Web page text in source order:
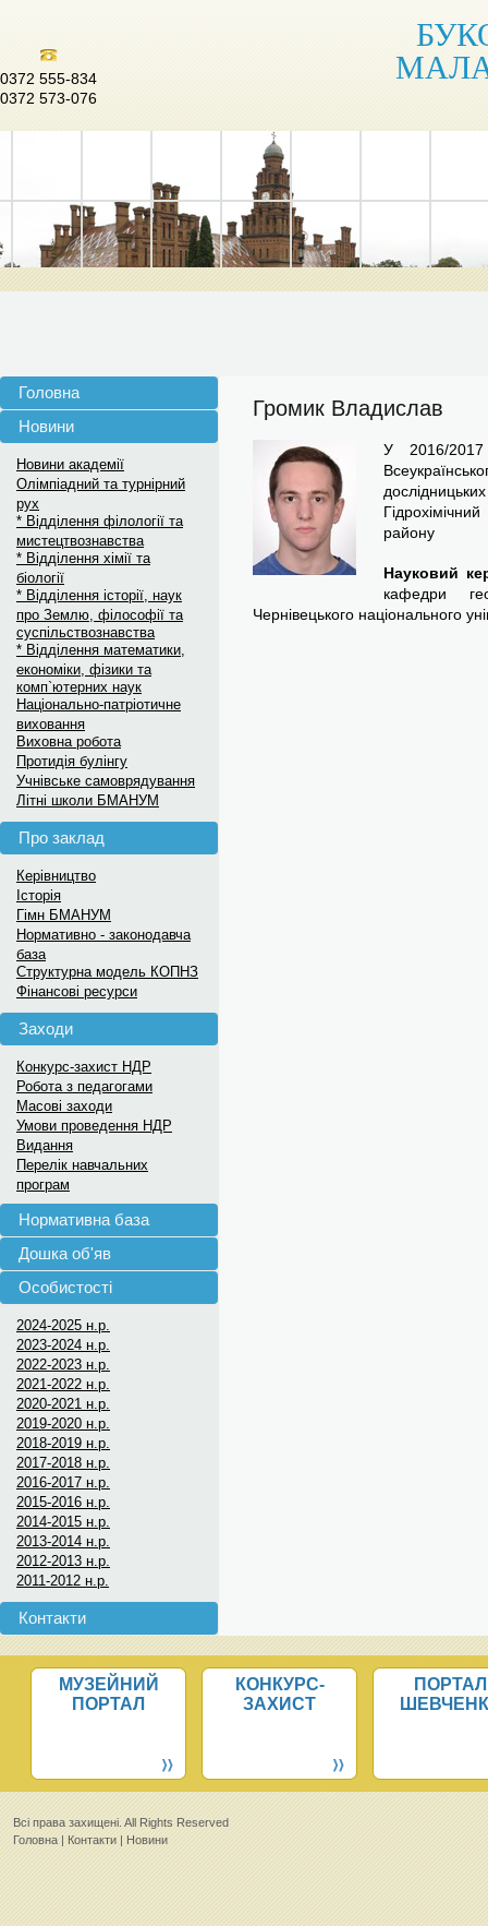
0372 555-834
0372 573-076
Головна
Новини
Новини академії
Олімпіадний та турнірний
рух
* Відділення філології та
мистецтвознавства
* Відділення хімії та
біології
* Відділення історії, наук
про Землю, філософії та
суспільствознавства
* Відділення математики,
економіки, фізики та
комп`ютерних наук
Національно-патріотичне
виховання
Виховна робота
Протидія булінгу
Учнівське самоврядування
Літні школи БМАНУМ
Про заклад
Керівництво
Історія
Гімн БМАНУМ
Нормативно - законодавча
база
Структурна модель КОПНЗ
Фінансові ресурси
Заходи
Конкурс-захист НДР
Робота з педагогами
Масові заходи
Умови проведення НДР
Видання
Перелік навчальних
програм
Нормативна база
Дошка об'яв
Особистості
2024-2025 н.р.
2023-2024 н.р.
2022-2023 н.р.
2021-2022 н.р.
2020-2021 н.р.
2019-2020 н.р.
2018-2019 н.р.
2017-2018 н.р.
2016-2017 н.р.
2015-2016 н.р.
2014-2015 н.р.
2013-2014 н.р.
2012-2013 н.р.
2011-2012 н.р.
Контакти
Громик Владислав
У 2016/
району
Науковий
кафедри
Чернівецького національного
МУЗЕЙНИЙ
ПОРТАЛ
КОНКУРС-
ЗАХИСТ
ПОРТАЛ
Всi права захищенi. All Rights Reserved
Головна | Контакти | Новини